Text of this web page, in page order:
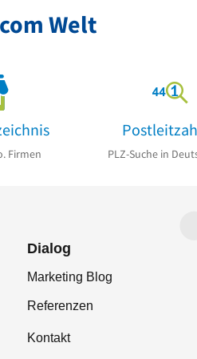
Welt
Firmen PLZ-Suche in
Dialog
Marketing Blog
Referenzen
Kontakt